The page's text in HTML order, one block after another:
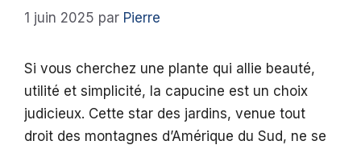
1 juin 2025 par Pierre
Si vous cherchez une plante qui allie beauté,
utilité et simplicité, la capucine est un choix
judicieux. Cette star des jardins, venue tout
droit des montagnes d’Amérique du Sud, ne se